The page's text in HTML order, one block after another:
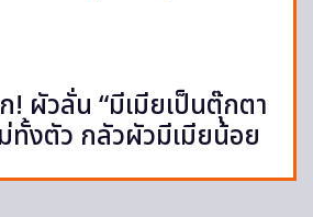
! ผัวลั่น “มีเมียเป็นตุ๊กตา
ทั้งตัว กลัวผัวมีเมียน้อย